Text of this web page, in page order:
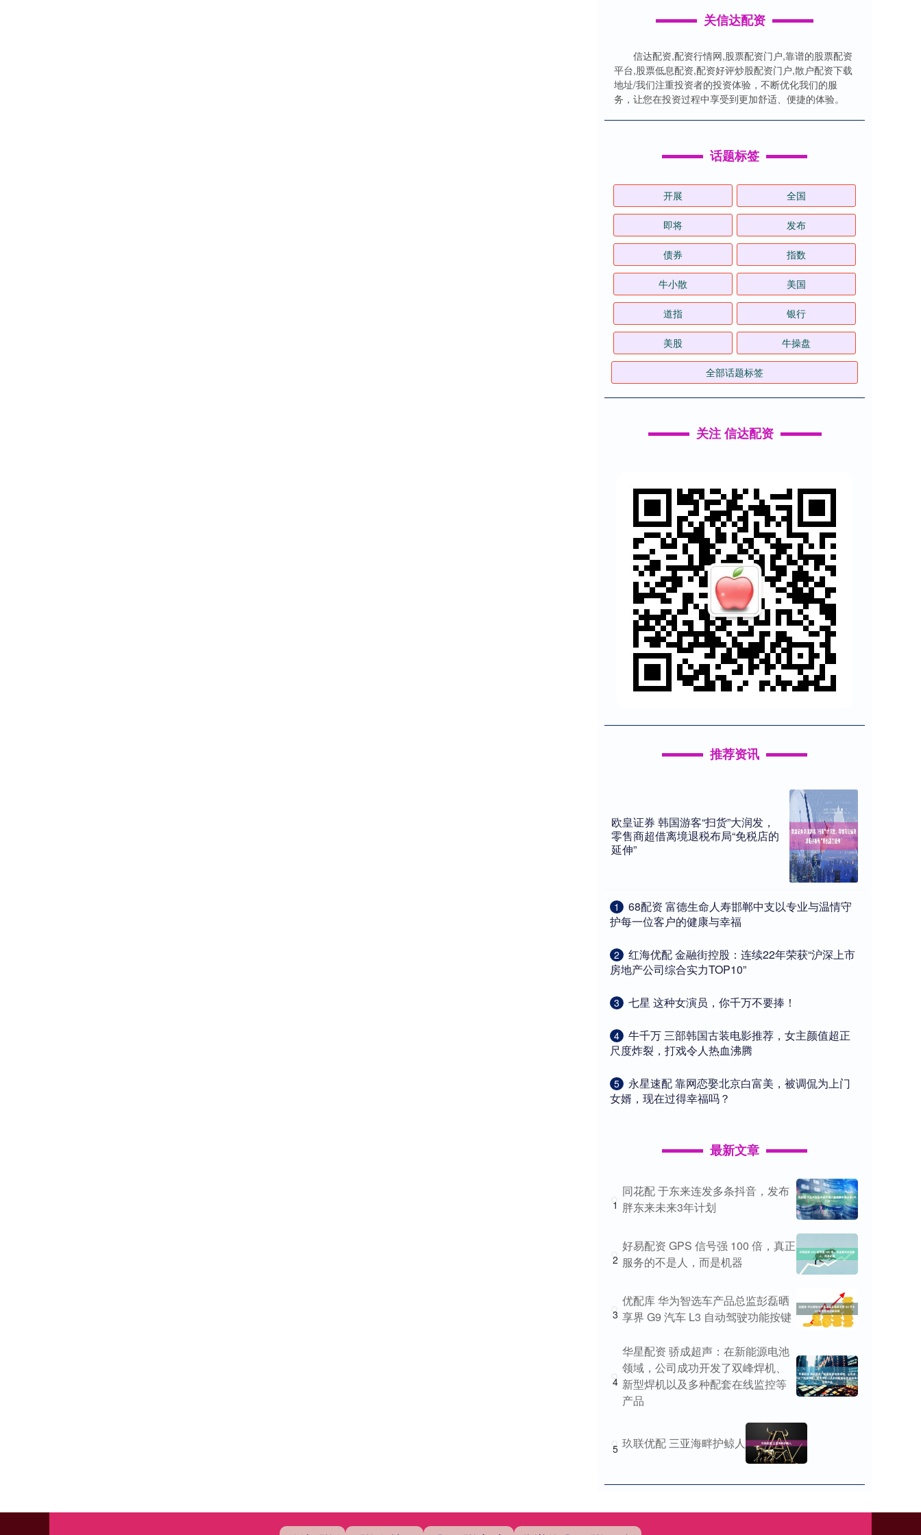
关信达配资
信达配资,配资行情网,股票配资门户,靠谱的股票配资
平台,股票低息配资,配资好评炒股配资门户,散户配资下载
地址/我们注重投资者的投资体验，不断优化我们的服
务，让您在投资过程中享受到更加舒适、便捷的体验。
话题标签
开展 全国
即将 发布
债券 指数
牛小散 美国
道指 银行
美股 牛操盘
全部话题标签
关注 信达配资
推荐资讯
欧皇证券 韩国游客“扫货”大润发，
零售商超借离境退税布局“免税店的
延伸”
1
​68配资 富德生命人寿邯郸中支以专业与温情守
护每一位客户的健康与幸福
2
​红海优配 金融街控股：连续22年荣获“沪深上市
房地产公司综合实力TOP10”
3 ​七星 这种女演员，你千万不要捧！
4
​牛千万 三部韩国古装电影推荐，女主颜值超正
尺度炸裂，打戏令人热血沸腾
5
​永星速配 靠网恋娶北京白富美，被调侃为上门
女婿，现在过得幸福吗？
最新文章
1
同花配 于东来连发多条抖音，发布
胖东来未来3年计划
2
好易配资 GPS 信号强 100 倍，真正
服务的不是人，而是机器
3
优配库 华为智选车产品总监彭磊晒
享界 G9 汽车 L3 自动驾驶功能按键
4
华星配资 骄成超声：在新能源电池
领域，公司成功开发了双峰焊机、
新型焊机以及多种配套在线监控等
产品
5 玖联优配 三亚海畔护鲸人